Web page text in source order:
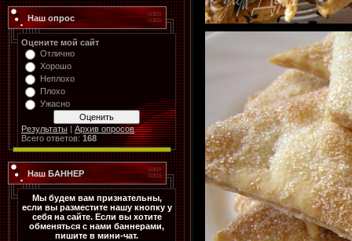
Наш опрос
Оцените мой сайт
Отлично
Хорошо
Неплохо
Плохо
Ужасно
Результаты | Архив опросов
Всего ответов: 168
Наш БАННЕР
Мы будем вам признательны,
если вы разместите нашу кнопку у
себя на сайте. Если вы хотите
обменяться с нами баннерами,
пишите в мини-чат.